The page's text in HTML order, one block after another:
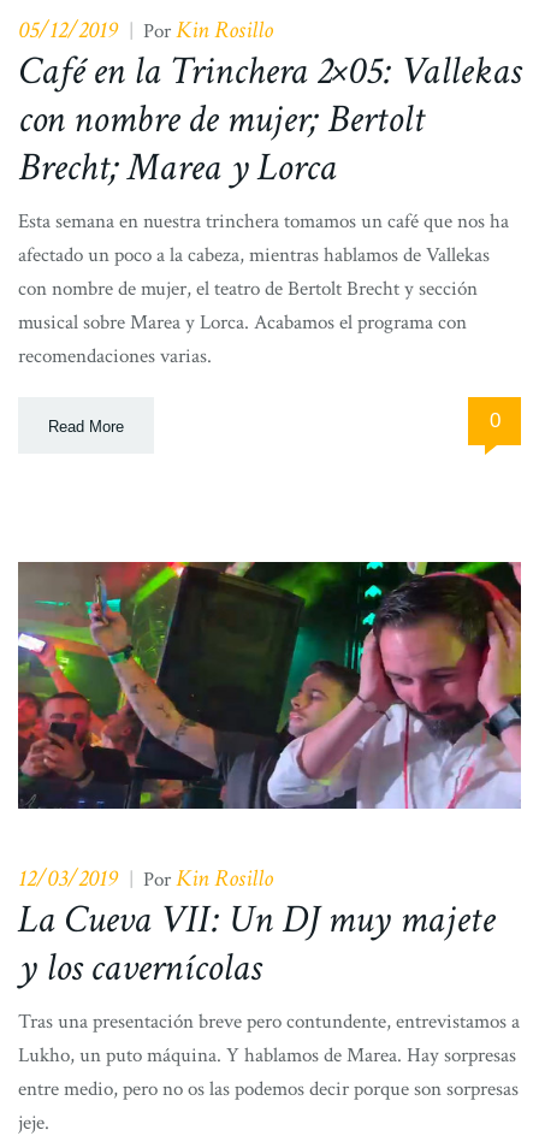
05/12/2019 PorKin Rosillo
Café en la Trinchera 2×05: Vallekas
con nombre de mujer; Bertolt
Brecht; Marea y Lorca
Esta semana en nuestra trinchera tomamos un café que nos ha
afectado un poco a la cabeza, mientras hablamos de Vallekas
con nombre de mujer, el teatro de Bertolt Brecht y sección
musical sobre Marea y Lorca. Acabamos el programa con
recomendaciones varias.
Read More 0
12/03/2019 PorKin Rosillo
La Cueva VII: Un DJ muy majete
y los cavernícolas
Tras una presentación breve pero contundente, entrevistamos a
Lukho, un puto máquina. Y hablamos de Marea. Hay sorpresas
entre medio, pero no os las podemos decir porque son sorpresas
jeje.